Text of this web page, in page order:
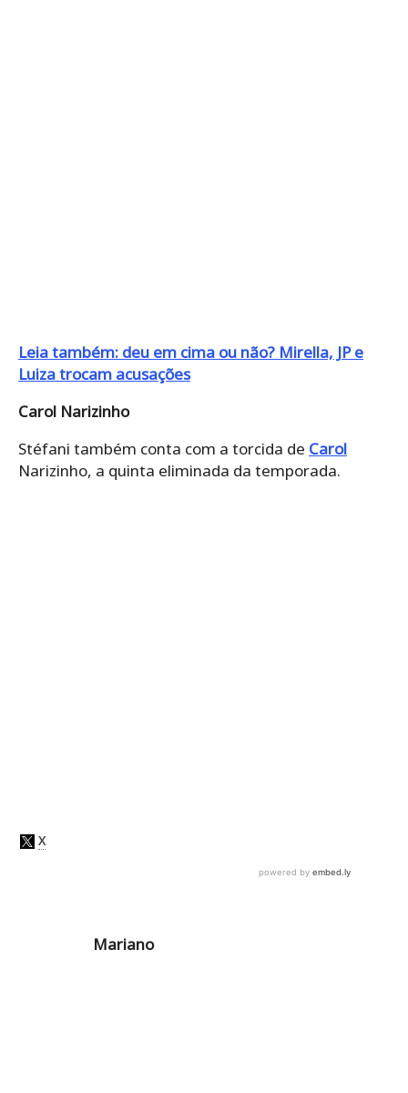
Leia também: deu em cima ou não? Mirella, JP e
Luiza trocam acusações
Carol Narizinho
Stéfani também conta com a torcida de Carol
Narizinho, a quinta eliminada da temporada.
Mariano